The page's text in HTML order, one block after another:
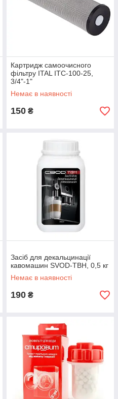
Картридж самоочисного
фільтру ITAL ITC-100-25,
3/4"-1"
Немає в наявності
150 ₴
Засіб для декальцинації
кавомашин SVOD-ТВН, 0,5 кг
Немає в наявності
190 ₴